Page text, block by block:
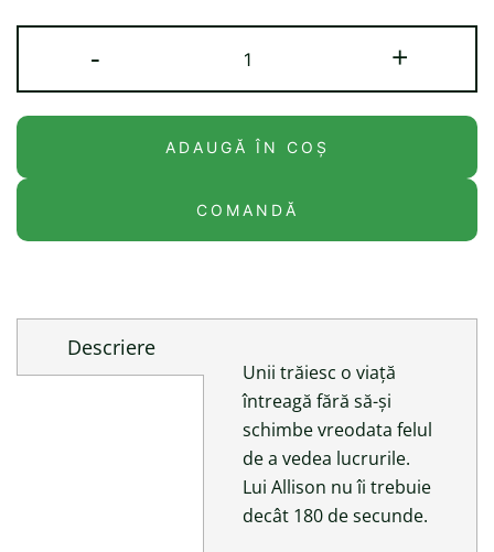
-
180
de
+
ADAUGĂ ÎN COȘ
COMANDĂ
Descriere
Unii trăiesc o viață
întreagă fără să-și
schimbe vreodata felul
de a vedea lucrurile.
Lui Allison nu îi trebuie
decât 180 de secunde.